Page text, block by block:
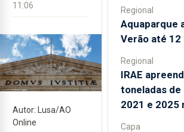
11:06
Autor: Lusa/AO
Online
Regional
Aquaparque
Verão até
Regional
IRAE
toneladas
2021 e 2025
Capa